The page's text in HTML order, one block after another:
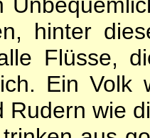
hinter
Flüsse,
Ein Volk
Rudern wie